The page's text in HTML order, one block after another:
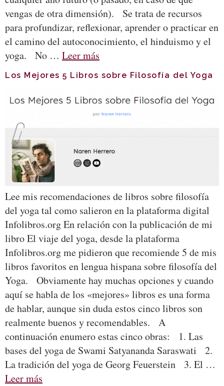
vengas de otra dimensión). Se trata de recursos
para profundizar, reflexionar, aprender o practicar en
el camino del autoconocimiento, el hinduismo y el
yoga. No … Leer más
Los Mejores 5 Libros sobre Filosofía del Yoga
Lee mis recomendaciones de libros sobre filosofía
del yoga tal como salieron en la plataforma digital
Infolibros.org En relación con la publicación de mi
libro El viaje del yoga, desde la plataforma
Infolibros.org me pidieron que recomiende 5 de mis
libros favoritos en lengua hispana sobre filosofía del
Yoga. Obviamente hay muchas opciones y cuando
aquí se habla de los «mejores» libros es una forma
de hablar, aunque sin duda estos cinco libros son
realmente buenos y recomendables. A
continuación enumero estas cinco obras: 1. Las
bases del yoga de Swami Satyananda Saraswati 2.
La tradición del yoga de Georg Feuerstein 3. El …
Leer más